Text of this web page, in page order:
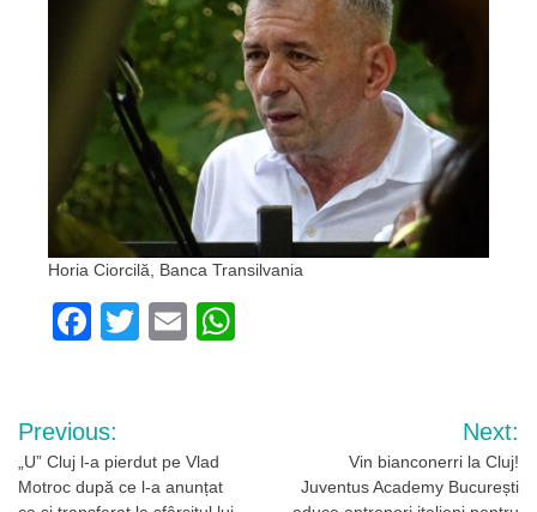
Horia Ciorcilă, Banca Transilvania
Facebook
TwitterEmail
Navigare
în
Previous:
„U” Cluj l-a pierdut pe Vlad
Motroc după ce l-a anunțat
Next:
Vin bianconerri la Cluj!
Juventus Academy București